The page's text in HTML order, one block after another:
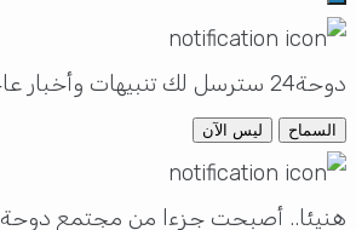
دوحة24 سترسل لك تنبيهات وأخبار عاجلة لحظة وقوعها
السماح ليس الآن
هنيئا.. أصبحت جزءا من مجتمع دوحة24